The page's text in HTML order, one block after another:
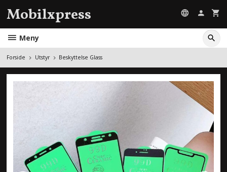
innholdet
Mobilxpress
Meny
Forside Utstyr Beskyttelse Glass